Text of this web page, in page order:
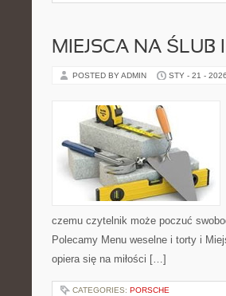
MIEJSCA NA ŚLUB
POSTED BY ADMIN STY - 21 - 2026
czemu czytelnik może poczuć
Polecamy Menu weselne i torty i
opiera się na miłości […]
CATEGORIES: PORSCHE